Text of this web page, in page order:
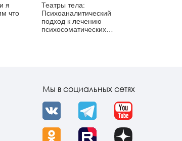
я
что
Театры тела:
Психоаналитический
подход к лечению
психосоматических
Мы в социальных сетях
VK Telegram YouTube